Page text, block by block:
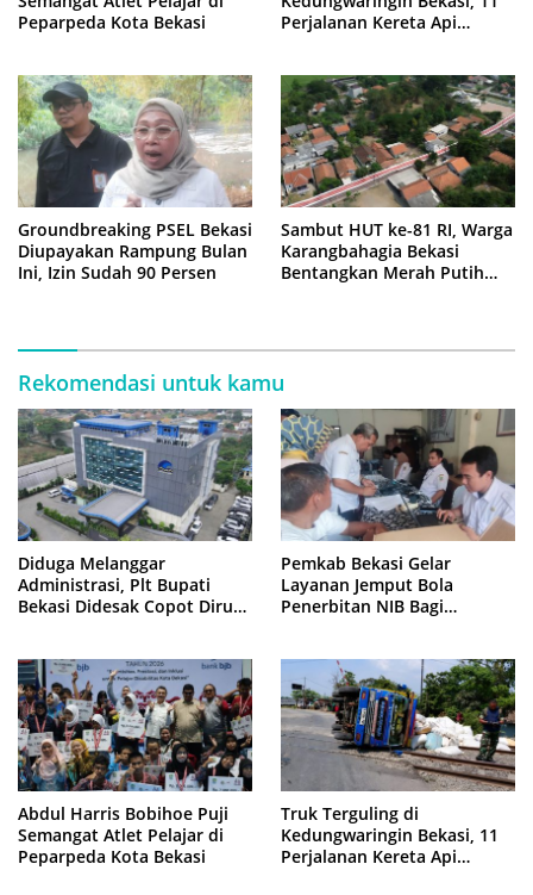
Peparpeda Kota Bekasi
Perjalanan Kereta Api
Groundbreaking PSEL Bekasi
Diupayakan Rampung Bulan
Ini, Izin Sudah 90 Persen
Sambut HUT ke-81 RI, Warga
Karangbahagia Bekasi
Bentangkan Merah Putih
Rekomendasi untuk kamu
Diduga Melanggar
Administrasi, Plt Bupati
Bekasi Didesak Copot Dirum
Pemkab Bekasi Gelar
Layanan Jemput Bola
Penerbitan NIB Bagi
Abdul Harris Bobihoe Puji
Semangat Atlet Pelajar di
Peparpeda Kota Bekasi
Truk Terguling di
Kedungwaringin Bekasi, 11
Perjalanan Kereta Api